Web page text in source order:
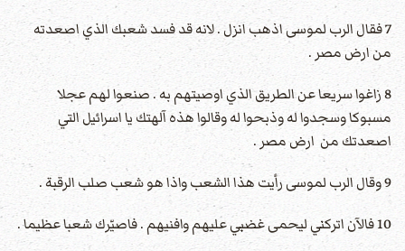
7 فقال الرب لموسى اذهب انزل . لانه قد فسد شعبك الذي اصعدته
من ارض مصر .
8 زاغوا سريعا عن الطريق الذي اوصيتهم به . صنعوا لهم عجلا
مسبوكا وسجدوا له وذبحوا له وقالوا هذه آلهتك يا اسرائيل التي
اصعدتك من ارض مصر .
9 وقال الرب لموسى رأيت هذا الشعب واذا هو شعب صلب الرقبة .
10 فالآن اتركني ليحمى غضبي عليهم وافنيهم . فاصيّرك شعبا عظيما .